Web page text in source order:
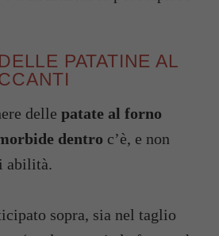
PATATINE AL
delle patate al forno
dentro c’è, e non
abilità.
sopra, sia nel taglio